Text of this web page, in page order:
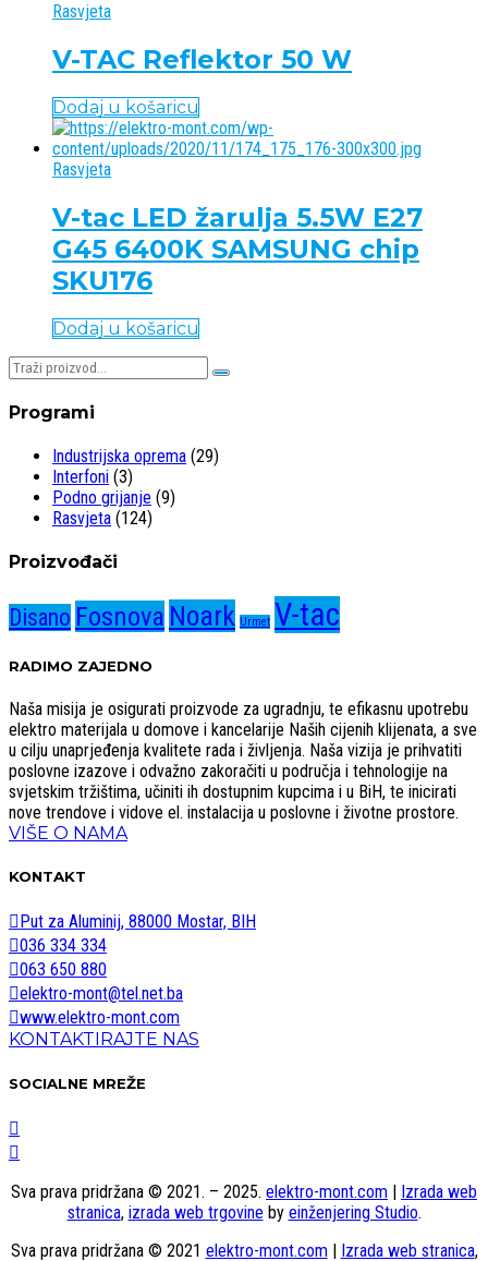
Rasvjeta
V-TAC Reflektor 50 W
Dodaj u košaricu
Rasvjeta
V-tac LED žarulja 5.5W E27
G45 6400K SAMSUNG chip
SKU176
Dodaj u košaricu
Pretraživaj:
Programi
Industrijska oprema (29)
Interfoni (3)
Podno grijanje (9)
Rasvjeta (124)
Proizvođači
Disano Fosnova Noark Urmet V-tac
RADIMO ZAJEDNO
Naša misija je osigurati proizvode za ugradnju, te efikasnu upotrebu
elektro materijala u domove i kancelarije Naših cijenih klijenata, a sve
u cilju unaprjeđenja kvalitete rada i življenja. Naša vizija je prihvatiti
poslovne izazove i odvažno zakoračiti u područja i tehnologije na
svjetskim tržištima, učiniti ih dostupnim kupcima i u BiH, te inicirati
nove trendove i vidove el. instalacija u poslovne i životne prostore.
VIŠE O NAMA
KONTAKT
Put za Aluminij, 88000 Mostar, BIH
036 334 334
063 650 880
elektro-mont@tel.net.ba
www.elektro-mont.com
KONTAKTIRAJTE NAS
SOCIALNE MREŽE
Sva prava pridržana © 2021. – 2025. elektro-mont.com | Izrada web
stranica, izrada web trgovine by einženjering Studio.
Sva prava pridržana © 2021 elektro-mont.com| Izrada web stranica,